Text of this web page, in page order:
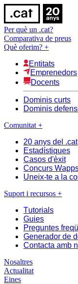
Per què un .cat?
Comparativa de preus
Què oferim? +
Entitats
Emprenedors
Docents
Dominis curts
Dominis
Comunitat +
20 anys del .cat
Estadístiques
Casos d'èxit
Concurs
Uneix-te a la
Suport i recursos +
Tutorials
Guies
Preguntes
Generador de
Contacta amb
Nosaltres
Actualitat
Eines